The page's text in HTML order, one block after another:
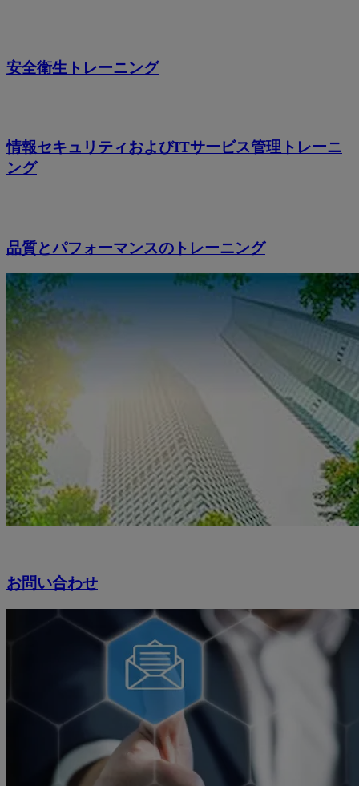
安全衛生トレーニング
情報セキュリティおよびITサービス管理トレーニ
ング
品質とパフォーマンスのトレーニング
お問い合わせ